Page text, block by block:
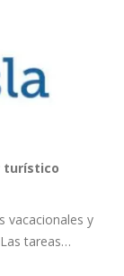
turístico
vacacionales y
tareas…